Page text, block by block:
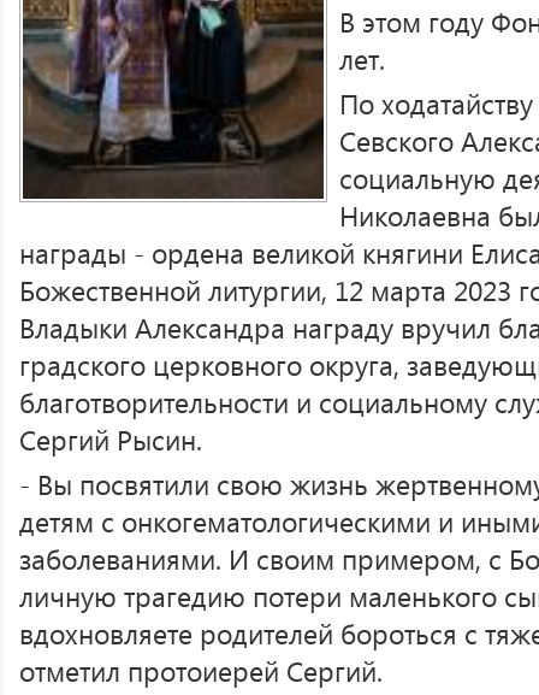
В этом году
лет.
По
Севского
социальную
Николаевна
награды - ордена великой княгини
Божественной литургии, 12 марта 2023
Владыки Александра награду вручил
градского церковного округа,
благотворительности и социальному
Сергий Рысин.
- Вы посвятили свою жизнь
детям с онкогематологическими и
заболеваниями. И своим примером, с
личную трагедию потери маленького
вдохновляете родителей бороться с
отметил протоиерей Сергий.